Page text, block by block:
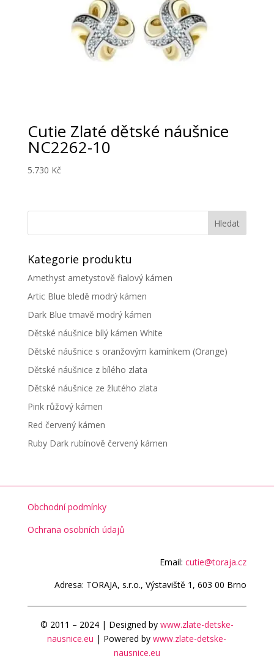
Cutie Zlaté dětské náušnice
NC2262-10
5.730 Kč
Kategorie produktu
Amethyst ametystově fialový kámen
Artic Blue bledě modrý kámen
Dark Blue tmavě modrý kámen
Dětské náušnice bílý kámen White
Dětské náušnice s oranžovým kamínkem (Orange)
Dětské náušnice z bílého zlata
Dětské náušnice ze žlutého zlata
Pink růžový kámen
Red červený kámen
Ruby Dark rubínově červený kámen
Obchodní podmínky
Ochrana osobních údajů
Email:cutie@toraja.cz
Adresa: TORAJA, s.r.o., Výstaviště 1, 603 00 Brno
© 2011 – 2024 | Designed by www.zlate-detske-
nausnice.eu | Powered bywww.zlate-detske-
nausnice.eu